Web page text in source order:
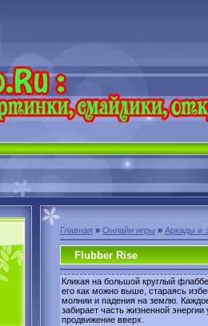
Главная » Онлайн игры » Аркады и
Flubber Rise
Кликая на большой круглый
его как можно выше, стараясь
молнии и падения на землю.
забирает часть жизненной энергии
продвижение вверх.